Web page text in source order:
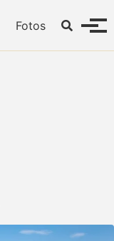
Fotos Toggle